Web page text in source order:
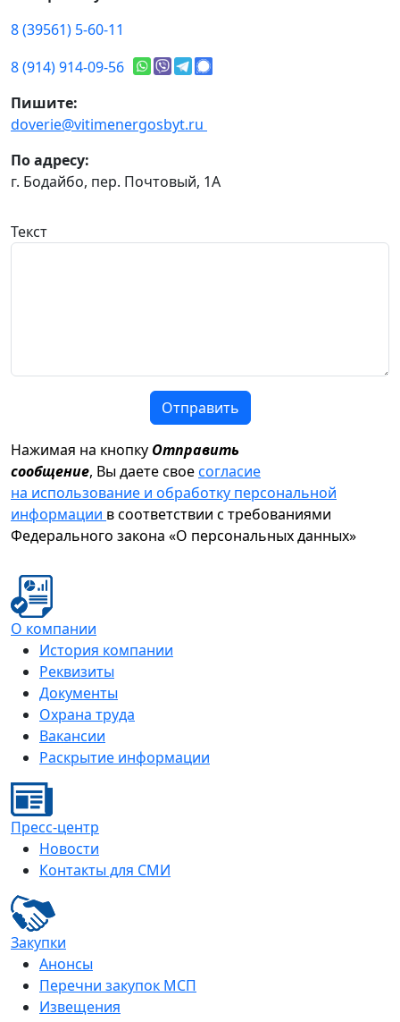
8 (39561) 5-60-11
8 (914) 914-09-56
Пишите:
doverie@vitimenergosbyt.ru
По адресу:
г. Бодайбо, пер. Почтовый, 1А
Текст
Отправить
Нажимая на кнопку Отправить
сообщение, Вы даете своесогласие
на использование и обработку персональной
информации в соответствии с требованиями
Федерального закона «О персональных данных»
О компании
История компании
Реквизиты
Документы
Охрана труда
Вакансии
Раскрытие информации
Пресс-центр
Новости
Контакты для СМИ
Закупки
Анонсы
Перечни закупок МСП
Извещения